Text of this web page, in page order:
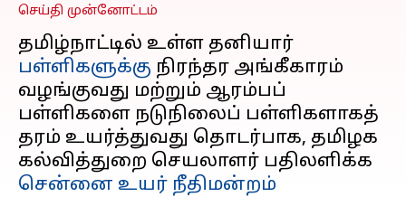
செய்தி முன்னோட்டம்
தமிழ்நாட்டில் உள்ள தனியார்
பள்ளிகளுக்கு நிரந்தர அங்கீகாரம்
வழங்குவது மற்றும் ஆரம்பப்
பள்ளிகளை நடுநிலைப் பள்ளிகளாகத்
தரம் உயர்த்துவது தொடர்பாக, தமிழக
கல்வித்துறை செயலாளர் பதிலளிக்க
சென்னை உயர் நீதிமன்றம்